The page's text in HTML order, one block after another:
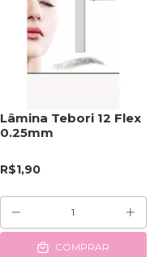
Lâmina Tebori 12 Flex
0.25mm
R$1,90
COMPRAR